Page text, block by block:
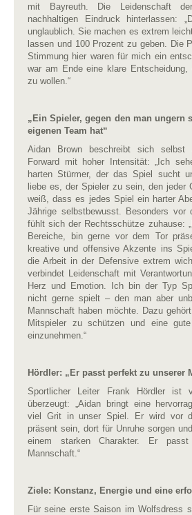
mit Bayreuth. Die Leidenschaft
nachhaltigen Eindruck hinterlassen:
unglaublich. Sie machen es extrem
lassen und 100 Prozent zu geben. Die
Stimmung hier waren für mich ein
war am Ende eine klare Entscheidung,
zu wollen.“
„Ein Spieler, gegen den man ungern
eigenen Team hat“
Aidan Brown beschreibt sich selbst
Forward mit hoher Intensität: „Ich
harten Stürmer, der das Spiel sucht
liebe es, der Spieler zu sein, den jeder
weiß, dass es jedes Spiel ein harter
Jährige selbstbewusst. Besonders vor
fühlt sich der Rechtsschütze zuhause:
Bereiche, bin gerne vor dem Tor
kreative und offensive Akzente ins
die Arbeit in der Defensive extrem
verbindet Leidenschaft mit
Herz und Emotion. Ich bin der Typ
nicht gerne spielt – den man aber
Mannschaft haben möchte. Dazu
Mitspieler zu schützen und eine
einzunehmen.“
Hördler: „Er passt perfekt zu unserer
Sportlicher Leiter Frank Hördler ist
überzeugt: „Aidan bringt eine
viel Grit in unser Spiel. Er wird vor
präsent sein, dort für Unruhe sorgen
einem starken Charakter. Er
Mannschaft.“
Ziele: Konstanz, Energie und eine
Für seine erste Saison im Wolfsdress